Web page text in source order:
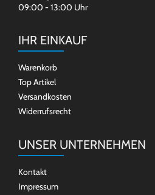
09:00 - 13:00 Uhr
IHR EINKAUF
Warenkorb
Top Artikel
Versandkosten
Widerrufsrecht
UNSER UNTERNEHMEN
Kontakt
Impressum